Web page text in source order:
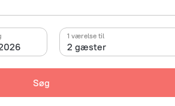
2 gæster
1 værelse til
Søg
fra Dublin centrum
på dette